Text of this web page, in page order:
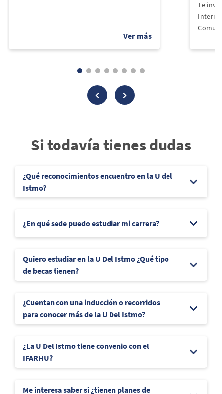
Te
Si todavía tienes dudas
¿Qué reconocimientos encuentro en la U del
Istmo?
¿En qué sede puedo estudiar mi carrera?
Quiero estudiar en la U Del Istmo ¿Qué tipo
de becas tienen?
¿Cuentan con una inducción o recorridos
para conocer más de la U Del Istmo?
¿La U Del Istmo tiene convenio con el
IFARHU?
Me interesa saber si ¿tienen planes de